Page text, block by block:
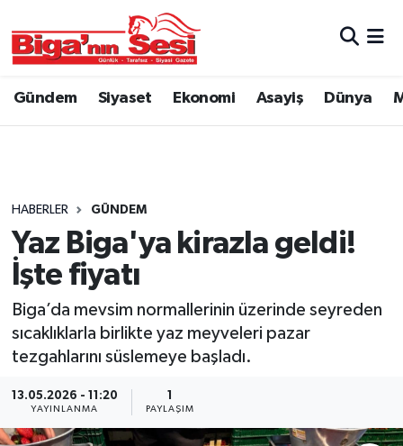
Gündem Siyaset Ekonomi Asayiş Dünya
HABERLER GÜNDEM
Yaz Biga'ya kirazla geldi!
İşte fiyatı
Biga’da mevsim normallerinin üzerinde seyreden
sıcaklıklarla birlikte yaz meyveleri pazar
tezgahlarını süslemeye başladı.
13.05.2026 - 11:20
YAYINLANMA
1
PAYLAŞIM
Asayiş
Belediye
Dünya
Ekonomi
Genel
Gündem
Çanakkale Hava Durumu
Tüm Manşetler
Son Dakika Haberleri